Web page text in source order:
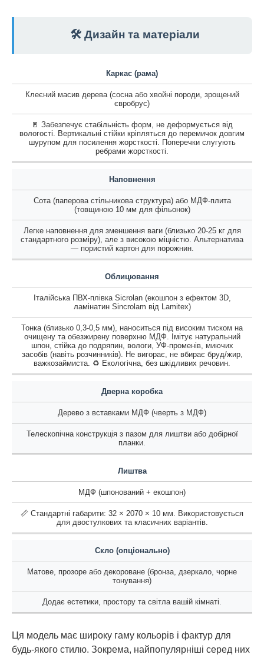
🛠️ Дизайн та матеріали
Каркас (рама)
Клеєний масив дерева (сосна або хвойні породи, зрощений
євробрус)
🚪 Забезпечує стабільність форм, не деформується від
вологості. Вертикальні стійки кріпляться до перемичок довгим
шурупом для посилення жорсткості. Поперечки слугують
ребрами жорсткості.
Наповнення
Сота (паперова стільникова структура) або МДФ-плита
(товщиною 10 мм для фільонок)
Легке наповнення для зменшення ваги (близько 20-25 кг для
стандартного розміру), але з високою міцністю. Альтернатива
— пористий картон для порожнин.
Облицювання
Італійська ПВХ-плівка Sicrolan (екошпон з ефектом 3D,
ламінатин Sincrolam від Lamitex)
Тонка (близько 0,3-0,5 мм), наноситься під високим тиском на
очищену та обезжирену поверхню МДФ. Імітує натуральний
шпон, стійка до подряпин, вологи, УФ-променів, миючих
засобів (навіть розчинників). Не вигорає, не вбирає бруд/жир,
важкозаймиста. ♻️ Екологічна, без шкідливих речовин.
Дверна коробка
Дерево з вставками МДФ (чверть з МДФ)
Телескопічна конструкція з пазом для лиштви або добірної
планки.
Лиштва
МДФ (шпонований + екошпон)
📏 Стандартні габарити: 32 × 2070 × 10 мм. Використовується
для двостулкових та класичних варіантів.
Скло (опціонально)
Матове, прозоре або декороване (бронза, дзеркало, чорне
тонування)
Додає естетики, простору та світла вашій кімнаті.
Ця модель має широку гаму кольорів і фактур для
будь-якого стилю. Зокрема, найпопулярніші серед них